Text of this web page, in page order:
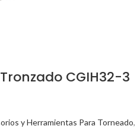
CGIH32-3
y Herramientas Para Torneado,